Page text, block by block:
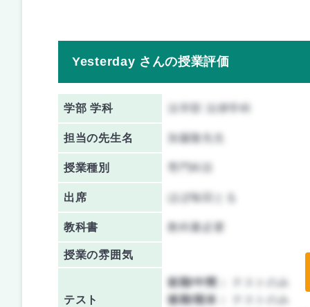
Yesterday さんの授業評価
学部 学科 法学部 法律学科
担当の先生名 加藤隆先生
授業種別 専門科目
出席 ほぼ毎回とる
教科書 教科書必要
授業の雰囲気
テスト
前期/中間：
テストのみ
後期/期末：
テストのみ